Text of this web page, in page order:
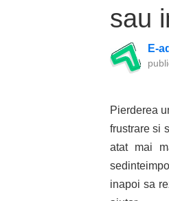
sau
E-
Pierderea
frustrare si
atat mai
inapoi sa